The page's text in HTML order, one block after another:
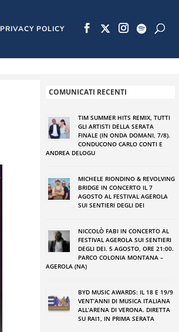
PRIVACY POLICY
COMUNICATI RECENTI
TIM SUMMER HITS REMIX, TUTTI
GLI ARTISTI DELLA SERATA
FINALE (IN ONDA DOMANI, 7/8).
CONDUCONO CARLO CONTI E
ANDREA DELOGU
MICHELE RIONDINO & REVOLVING
BRIDGE IN CONCERTO IL 7
AGOSTO AL FESTIVAL AGEROLA
SUI SENTIERI DEGLI DEI
NICCOLÒ FABI IN CONCERTO AL
FESTIVAL AGEROLA SUI SENTIERI
DEGLI DEI. 5 AGOSTO, ORE 21:00.
PARCO COLONIA MONTANA –
AGEROLA (NA)
BYD MUSIC AWARDS: IL 18 E 19/9
VENT’ANNI DI MUSICA ITALIANA
ALL’ARENA DI VERONA. DIRETTA
SU RAI1, IN PRIMA SERATA